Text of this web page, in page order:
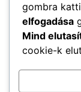
gombra
elfogadása
Mind
cookie-k